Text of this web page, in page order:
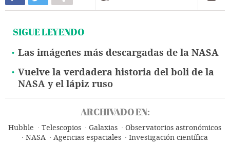
SIGUE LEYENDO
Las imágenes más descargadas de la NASA
Vuelve la verdadera historia del boli de la
NASA y el lápiz ruso
ARCHIVADO EN:
Hubble Telescopios Galaxias
Observatorios astronómicos
NASA
Agencias espaciales
Investigación científica